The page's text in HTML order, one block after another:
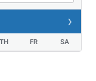
›
TH FR SA